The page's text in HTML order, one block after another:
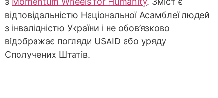
відповідальністю Національної Асамблеї людей
з інвалідністю України і не обов’язково
відображає погляди USAID або уряду
Сполучених Штатів.